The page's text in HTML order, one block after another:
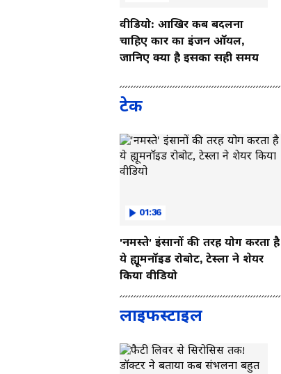
वीडियो: आखिर कब बदलना
चाहिए कार का इंजन ऑयल,
जानिए क्या है इसका सही समय
टेक
01:36
'नमस्ते' इंसानों की तरह योग करता है
ये ह्यूमनॉइड रोबोट, टेस्ला ने शेयर
किया वीडियो
लाइफस्टाइल